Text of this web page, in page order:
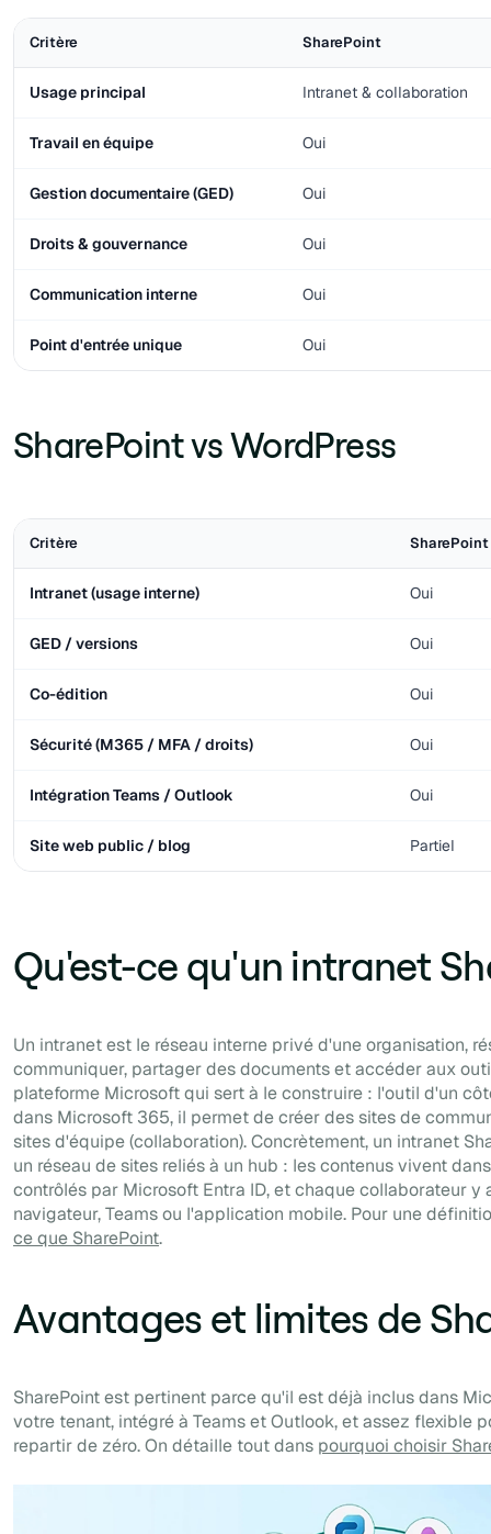
Critère SharePoint
Usage principal Intranet & collaboration
Travail en équipe Oui
Gestion documentaire (GED) Oui
Droits & gouvernance Oui
Communication interne Oui
Point d'entrée unique Oui
SharePoint vs WordPress
Critère SharePoint
Intranet (usage interne) Oui
GED / versions Oui
Co-édition Oui
Sécurité (M365 / MFA / droits) Oui
Intégration Teams / Outlook Oui
Site web public / blog Partiel
Qu'est-ce qu'un intranet
Un intranet est le réseau interne privé d'une organisation,
communiquer, partager des documents et accéder aux
plateforme Microsoft qui sert à le construire : l'outil d'un
dans Microsoft 365, il permet de créer des sites de
sites d'équipe (collaboration). Concrètement, un intranet
un réseau de sites reliés à un hub : les contenus vivent
contrôlés par Microsoft Entra ID, et chaque collaborateur y
navigateur, Teams ou l'application mobile. Pour une
ce que SharePoint.
Avantages et limites de
SharePoint est pertinent parce qu'il est déjà inclus dans
votre tenant, intégré à Teams et Outlook, et assez flexible
repartir de zéro. On détaille tout dans pourquoi choisir